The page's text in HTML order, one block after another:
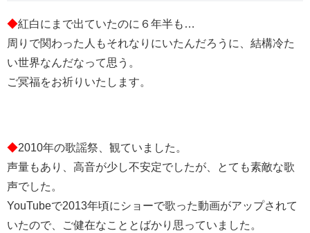
◆紅白にまで出ていたのに６年半も…
周りで関わった人もそれなりにいたんだろうに、結構冷た
い世界なんだなって思う。
ご冥福をお祈りいたします。
◆2010年の歌謡祭、観ていました。
声量もあり、高音が少し不安定でしたが、とても素敵な歌
声でした。
YouTubeで2013年頃にショーで歌った動画がアップされて
いたので、ご健在なこととばかり思っていました。